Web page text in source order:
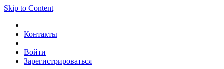
Skip to Content
Контакты
Войти
Зарегистрироваться